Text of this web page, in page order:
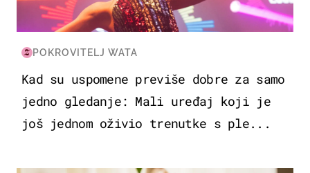
POKROVITELJ WATA
Kad su uspomene previše dobre za samo
jedno gledanje: Mali uređaj koji je
još jednom oživio trenutke s ple...